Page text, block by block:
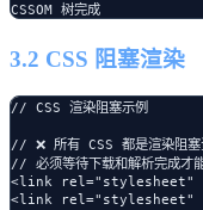
3.2 CSS 阻塞渲染
// CSS 渲染阻塞示例
// ❌ 所有 CSS 都是渲染阻塞
// 必须等待下载和解析完成才
<link rel="stylesheet"
<link rel="stylesheet"